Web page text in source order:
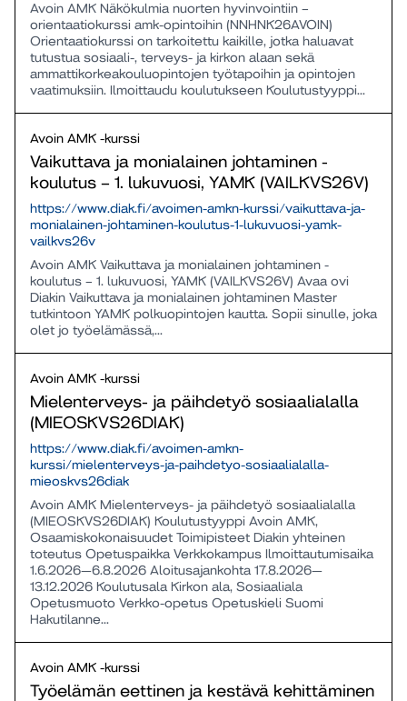
Avoin AMK Näkökulmia nuorten hyvinvointiin –
orientaatiokurssi amk-opintoihin (NNHNK26AVOIN)
Orientaatiokurssi on tarkoitettu kaikille, jotka haluavat
tutustua sosiaali-, terveys- ja kirkon alaan sekä
ammattikorkeakouluopintojen työtapoihin ja opintojen
vaatimuksiin. Ilmoittaudu koulutukseen Koulutustyyppi...
Avoin AMK -kurssi
Vaikuttava ja monialainen johtaminen -
koulutus – 1. lukuvuosi, YAMK (VAILKVS26V)
https://www.diak.fi/avoimen-amkn-kurssi/vaikuttava-ja-
monialainen-johtaminen-koulutus-1-lukuvuosi-yamk-
vailkvs26v
Avoin AMK Vaikuttava ja monialainen johtaminen -
koulutus – 1. lukuvuosi, YAMK (VAILKVS26V) Avaa ovi
Diakin Vaikuttava ja monialainen johtaminen Master
tutkintoon YAMK polkuopintojen kautta. Sopii sinulle, joka
olet jo työelämässä,...
Avoin AMK -kurssi
Mielenterveys- ja päihdetyö sosiaalialalla
(MIEOSKVS26DIAK)
https://www.diak.fi/avoimen-amkn-
kurssi/mielenterveys-ja-paihdetyo-sosiaalialalla-
mieoskvs26diak
Avoin AMK Mielenterveys- ja päihdetyö sosiaalialalla
(MIEOSKVS26DIAK) Koulutustyyppi Avoin AMK,
Osaamiskokonaisuudet Toimipisteet Diakin yhteinen
toteutus Opetuspaikka Verkkokampus Ilmoittautumisaika
1.6.2026—6.8.2026 Aloitusajankohta 17.8.2026—
13.12.2026 Koulutusala Kirkon ala, Sosiaaliala
Opetusmuoto Verkko-opetus Opetuskieli Suomi
Hakutilanne...
Avoin AMK -kurssi
Työelämän eettinen ja kestävä kehittäminen